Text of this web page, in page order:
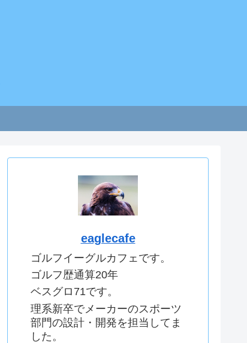
eaglecafe
ゴルフイーグルカフェです。
ゴルフ歴通算20年
ベスグロ71です。
理系新卒でメーカーのスポーツ
部門の設計・開発を担当してま
した。